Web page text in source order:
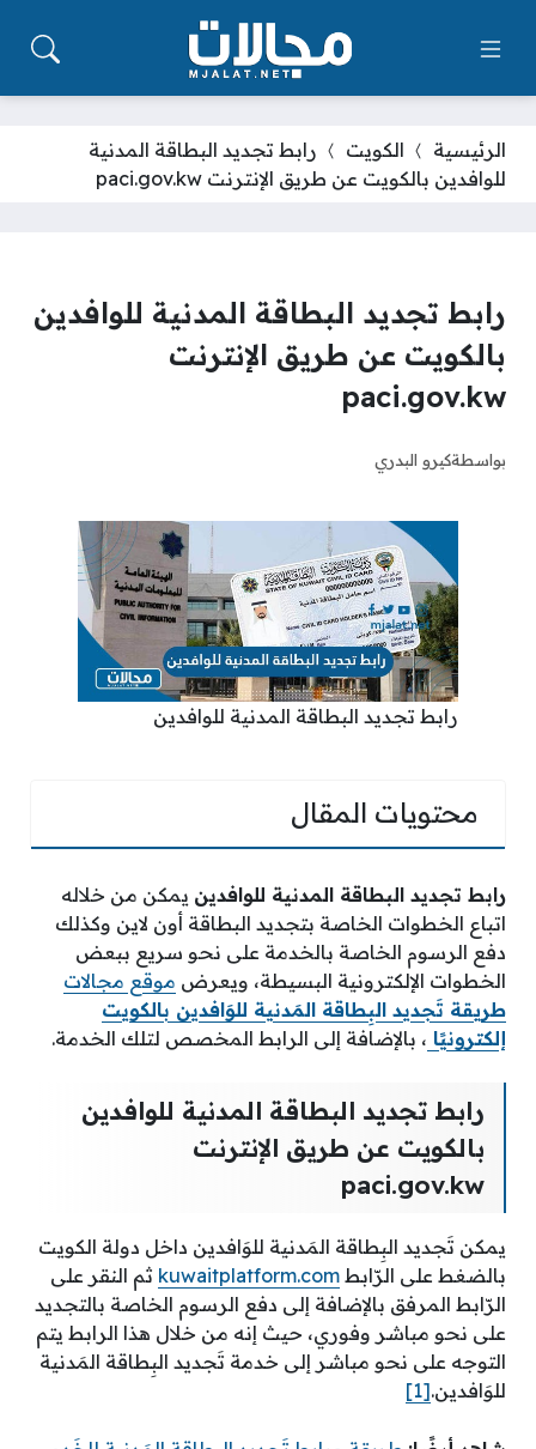
الرئيسية الكويت
رابط تجديد البطاقة المدنية
للوافدين بالكويت عن طريق الإنترنت paci.gov.kw
رابط تجديد البطاقة المدنية للوافدين
بالكويت عن طريق الإنترنت
paci.gov.kw
بواسطةكيرو البدري
رابط تجديد البطاقة المدنية للوافدين
محتويات المقال
رابط تجديد البطاقة المدنية للوافدين يمكن من خلاله
اتباع الخطوات الخاصة بتجديد البطاقة أون لاين وكذلك
دفع الرسوم الخاصة بالخدمة على نحو سريع ببعض
الخطوات الإلكترونية البسيطة، ويعرض موقع مجالات
طريقة تَجديد البِطاقة المَدنية للوَافدين بالكويت
إلكترونيًا ، بالإضافة إلى الرابط المخصص لتلك الخدمة.
رابط تجديد البطاقة المدنية للوافدين
بالكويت عن طريق الإنترنت
paci.gov.kw
يمكن تَجديد البِطاقة المَدنية للوَافدين داخل دولة الكويت
بالضغط على الرّابط kuwaitplatform.com ثم النقر على
الرّابط المرفق بالإضافة إلى دفع الرسوم الخاصة بالتجديد
على نحو مباشر وفوري، حيث إنه من خلال هذا الرابط يتم
التوجه على نحو مباشر إلى خدمة تَجديد البِطاقة المَدنية
للوَافدين.[1]